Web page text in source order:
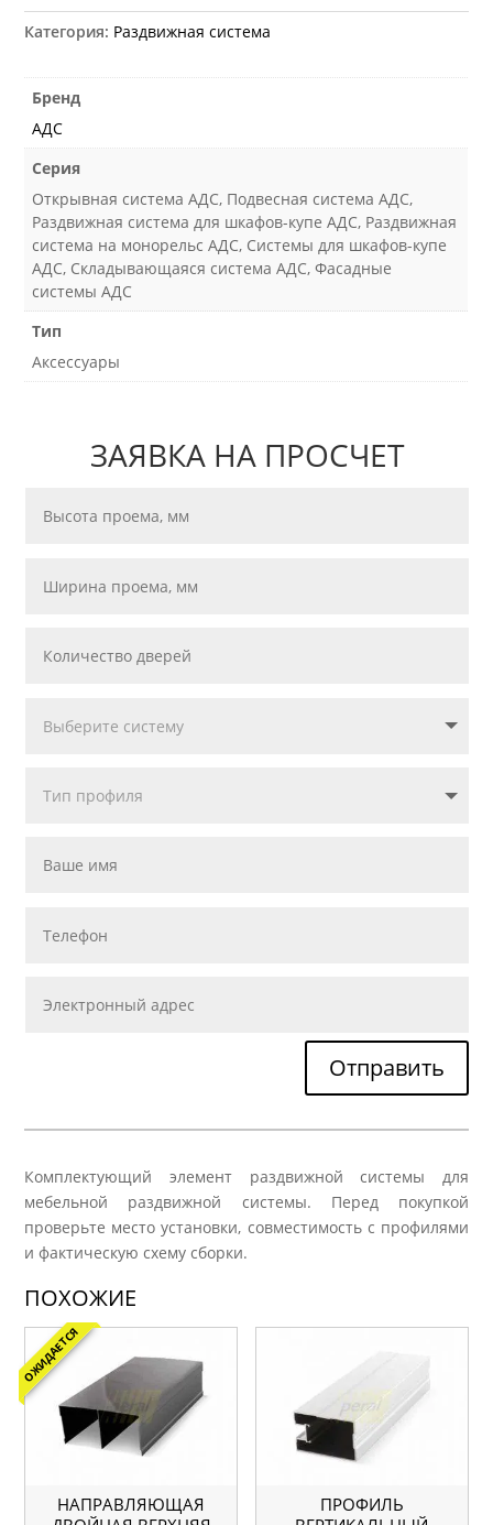
Категория: Раздвижная система
Бренд
АДС
Серия
Открывная система АДС, Подвесная система АДС,
Раздвижная система для шкафов-купе АДС, Раздвижная
система на монорельс АДС, Системы для шкафов-купе
АДС, Складывающаяся система АДС, Фасадные
системы АДС
Тип
Аксессуары
ЗАЯВКА НА ПРОСЧЕТ
Отправить
Комплектующий элемент раздвижной системы для
мебельной раздвижной системы. Перед покупкой
проверьте место установки, совместимость с профилями
и фактическую схему сборки.
ПОХОЖИЕ
ОЖИДАЕТСЯ
НАПРАВЛЯЮЩАЯ
ПРОФИЛЬ